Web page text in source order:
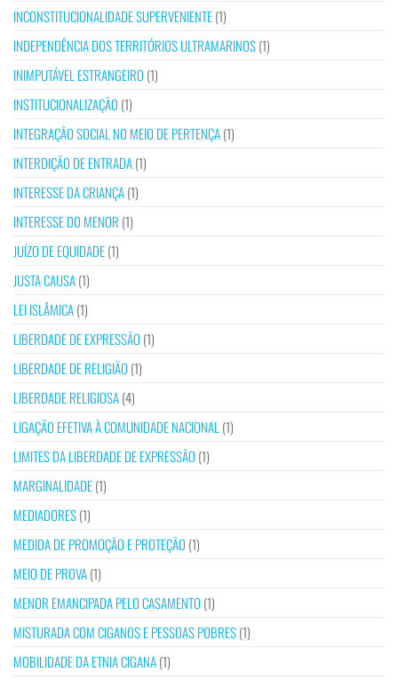
INCONSTITUCIONALIDADE SUPERVENIENTE(1)
INDEPENDÊNCIA DOS TERRITÓRIOS ULTRAMARINOS(1)
INIMPUTÁVEL ESTRANGEIRO (1)
INSTITUCIONALIZAÇÃO (1)
INTEGRAÇÃO SOCIAL NO MEIO DE PERTENÇA(1)
INTERDIÇÃO DE ENTRADA(1)
INTERESSE DA CRIANÇA(1)
INTERESSE DO MENOR (1)
JUÍZO DE EQUIDADE(1)
JUSTA CAUSA(1)
LEI ISLÂMICA(1)
LIBERDADE DE EXPRESSÃO (1)
LIBERDADE DE RELIGIÃO (1)
LIBERDADE RELIGIOSA(4)
LIGAÇÃO EFETIVA À COMUNIDADE NACIONAL (1)
LIMITES DA LIBERDADE DE EXPRESSÃO (1)
MARGINALIDADE(1)
MEDIADORES(1)
MEDIDA DE PROMOÇÃO E PROTEÇÃO (1)
MEIO DE PROVA(1)
MENOR EMANCIPADA PELO CASAMENTO (1)
MISTURADA COM CIGANOS E PESSOAS POBRES(1)
MOBILIDADE DA ETNIA CIGANA(1)